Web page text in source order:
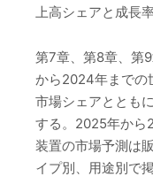
上高シェアと成長率
第7章、第8章、第
から2024年までの
市場シェアととも
する。2025年から
装置の市場予測は
イプ別、用途別で掲